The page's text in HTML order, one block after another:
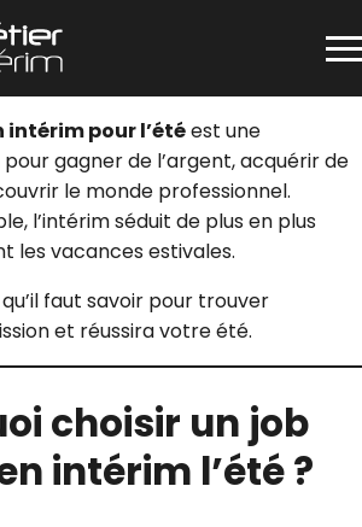
pour l’étéest une
gagner de l’argent, acquérir de
le monde professionnel.
l’intérim séduit de plus en plus
les vacances estivales.
faut savoir pour trouver
et réussira votre été.
choisir un job
intérim l’été ?
des cookies